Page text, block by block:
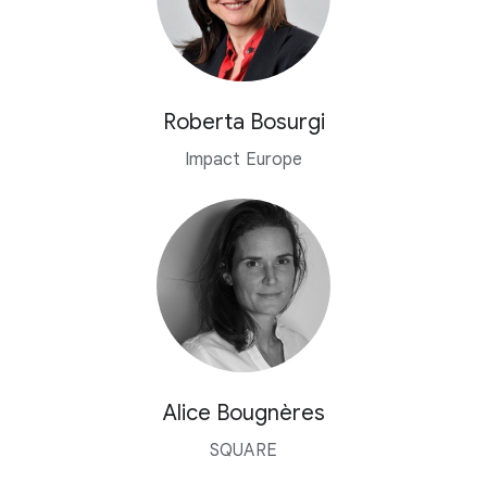
Roberta Bosurgi
Impact Europe
Alice Bougnères
SQUARE